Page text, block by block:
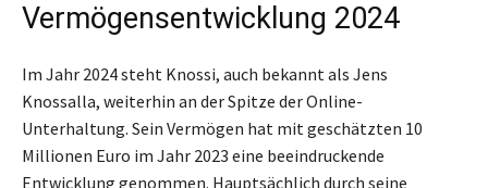
Vermögensentwicklung 2024
Im Jahr 2024 steht Knossi, auch bekannt als Jens
Knossalla, weiterhin an der Spitze der Online-
Unterhaltung. Sein Vermögen hat mit geschätzten 10
Millionen Euro im Jahr 2023 eine beeindruckende
Entwicklung genommen. Hauptsächlich durch seine